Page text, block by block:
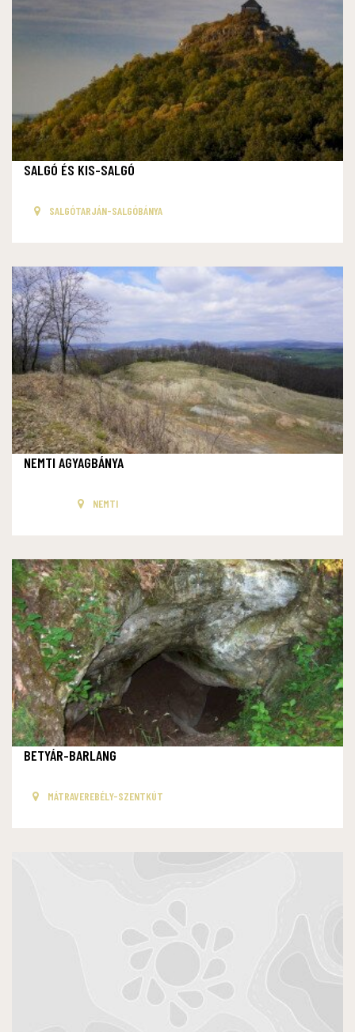
SALGÓ ÉS KIS-SALGÓ
SALGÓTARJÁN-SALGÓBÁNYA
NEMTI AGYAGBÁNYA
NEMTI
BETYÁR-BARLANG
MÁTRAVEREBÉLY-SZENTKÚT